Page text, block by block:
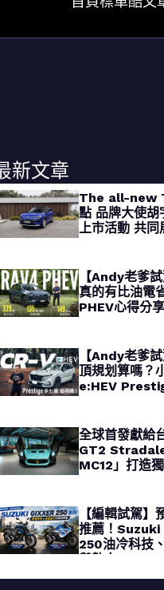
新文章
The all-new
點 品牌大使胡
上市活動 共同
【Andy老爹
真的有比油電
PHEV心得分享
【Andy老爹
頂規划算嗎？
e:HEV
全球首發獻給
GT2
MC12」打造
【編輯試駕
推薦！
250油冷科技
與熱血